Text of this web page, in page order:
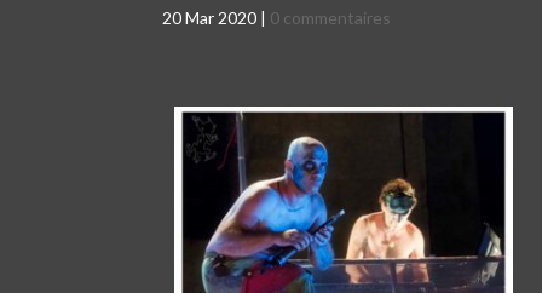
20 Mar 2020 | 0 commentaires